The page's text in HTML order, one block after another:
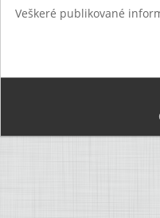
Veškeré publikované